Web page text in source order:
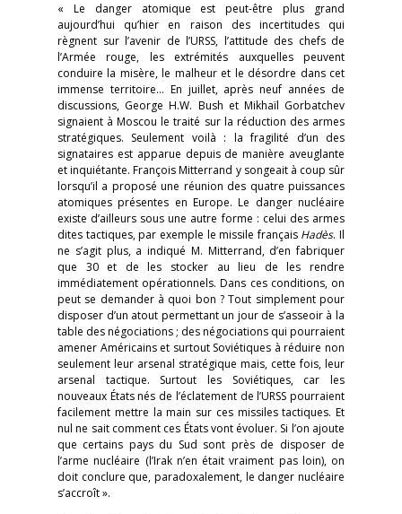
« Le danger atomique est peut-être plus grand
aujourd’hui qu’hier en raison des incertitudes qui
règnent sur l’avenir de l’URSS, l’attitude des chefs de
l’Armée rouge, les extrémités auxquelles peuvent
conduire la misère, le malheur et le désordre dans cet
immense territoire… En juillet, après neuf années de
discussions, George H.W. Bush et Mikhaïl Gorbatchev
signaient à Moscou le traité sur la réduction des armes
stratégiques. Seulement voilà : la fragilité d’un des
signataires est apparue depuis de manière aveuglante
et inquiétante. François Mitterrand y songeait à coup sûr
lorsqu’il a proposé une réunion des quatre puissances
atomiques présentes en Europe. Le danger nucléaire
existe d’ailleurs sous une autre forme : celui des armes
dites tactiques, par exemple le missile français Hadès. Il
ne s’agit plus, a indiqué M. Mitterrand, d’en fabriquer
que 30 et de les stocker au lieu de les rendre
immédiatement opérationnels. Dans ces conditions, on
peut se demander à quoi bon ? Tout simplement pour
disposer d’un atout permettant un jour de s’asseoir à la
table des négociations ; des négociations qui pourraient
amener Américains et surtout Soviétiques à réduire non
seulement leur arsenal stratégique mais, cette fois, leur
arsenal tactique. Surtout les Soviétiques, car les
nouveaux États nés de l’éclatement de l’URSS pourraient
facilement mettre la main sur ces missiles tactiques. Et
nul ne sait comment ces États vont évoluer. Si l’on ajoute
que certains pays du Sud sont près de disposer de
l’arme nucléaire (l’Irak n’en était vraiment pas loin), on
doit conclure que, paradoxalement, le danger nucléaire
s’accroît ».